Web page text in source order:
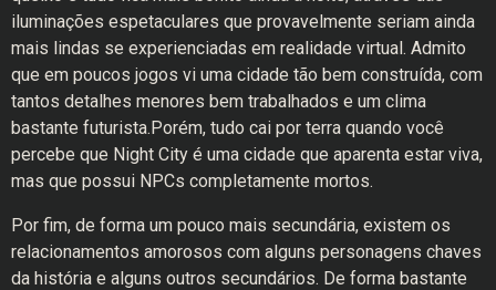
iluminações espetaculares que provavelmente seriam ainda
mais lindas se experienciadas em realidade virtual. Admito
que em poucos jogos vi uma cidade tão bem construída, com
tantos detalhes menores bem trabalhados e um clima
bastante futurista.Porém, tudo cai por terra quando você
percebe que Night City é uma cidade que aparenta estar viva,
mas que possui NPCs completamente mortos.
Por fim, de forma um pouco mais secundária, existem os
relacionamentos amorosos com alguns personagens chaves
da história e alguns outros secundários. De forma bastante